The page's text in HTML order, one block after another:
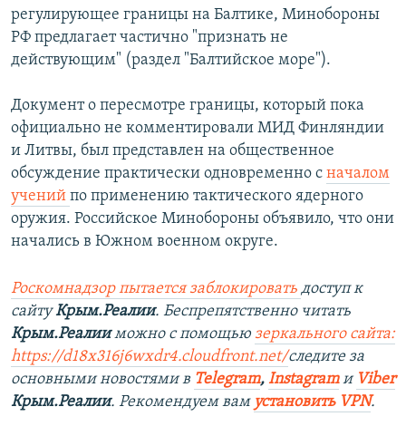
регулирующее границы на Балтике, Минобороны
РФ предлагает частично "признать не
действующим" (раздел "Балтийское море").
Документ о пересмотре границы, который пока
официально не комментировали МИД Финляндии
и Литвы, был представлен на общественное
обсуждение практически одновременно с началом
учений по применению тактического ядерного
оружия. Российское Минобороны объявило, что они
начались в Южном военном округе.
Роскомнадзор пытается заблокировать доступ к
сайтуКрым.Реалии. Беспрепятственно читать
Крым.Реалииможно с помощью зеркального сайта:
https://d18x316j6wxdr4.cloudfront.net/следите за
основными новостями в Telegram, Instagramи Viber
Крым.Реалии. Рекомендуем вам установить VPN.